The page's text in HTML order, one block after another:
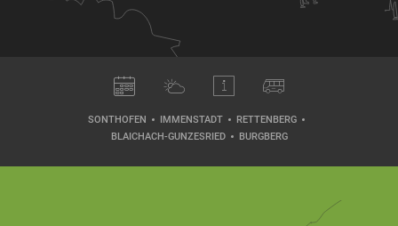
SONTHOFEN IMMENSTADT
RETTENBERG
BLAICHACH-GUNZESRIED
BURGBERG